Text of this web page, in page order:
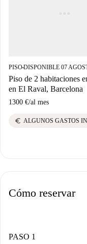
PISO■DISPONIBLE 07
Piso de 2 habitaciones
en El Raval, Barcelona
1300 €/al mes
euro ALGUNOS GASTOS
Cómo reservar
PASO 1